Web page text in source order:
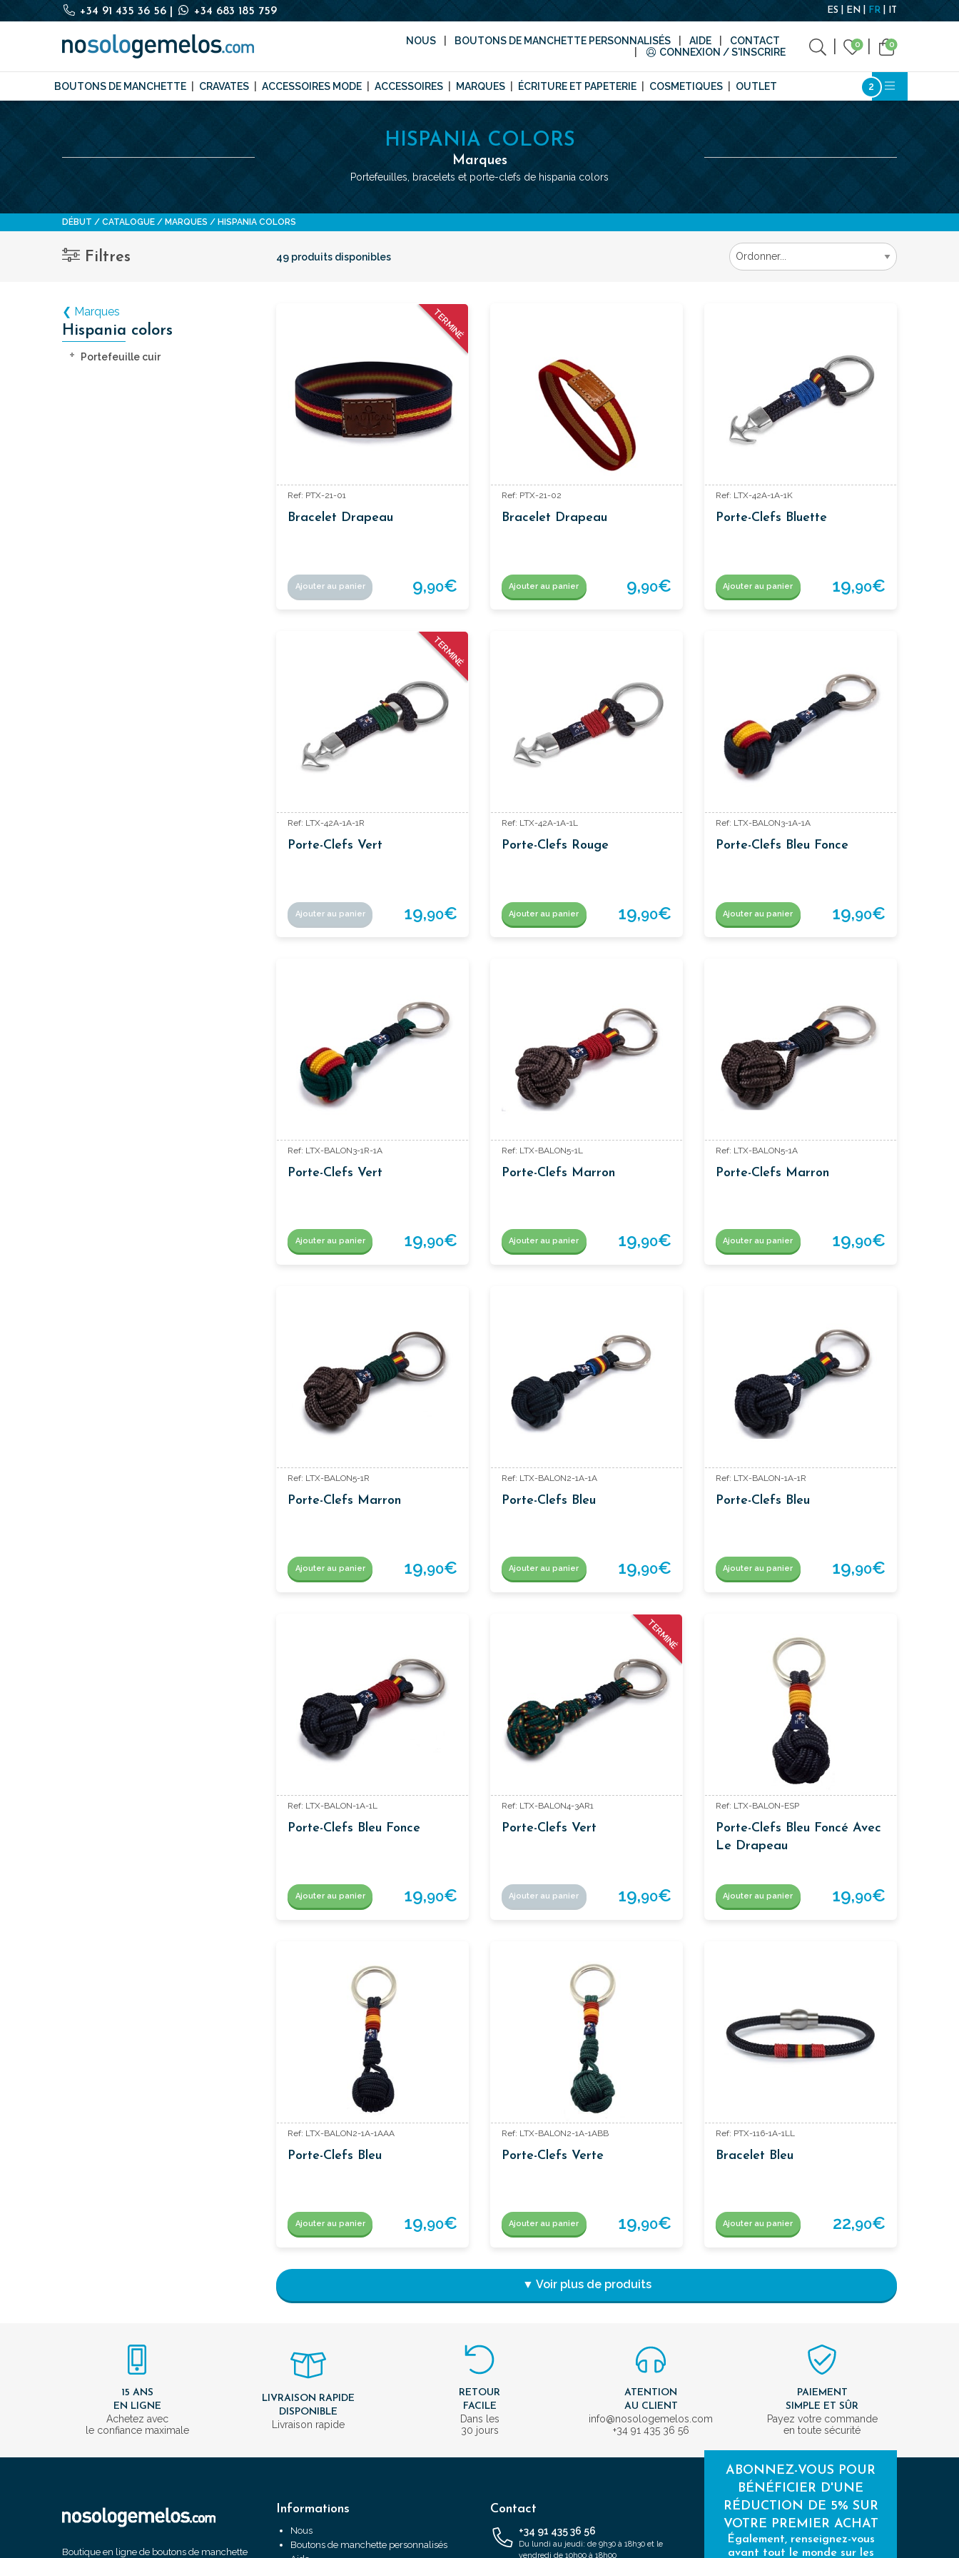
+34 91 435 36 56 +34 683 185 759 ES EN FR IT
NOUS BOUTONS DE MANCHETTE PERSONNALISÉS AIDE
CONTACT
CONNEXION / S'INSCRIRE
0 0
BOUTONS DE MANCHETTE CRAVATES ACCESSOIRES MODE ACCESSOIRES MARQUES ÉCRITURE ET PAPETERIE COSMETIQUES OUTLET
HISPANIA COLORS
Marques
Portefeuilles, bracelets et porte-clefs de hispania colors
DÉBUT CATALOGUE MARQUES HISPANIA COLORS
Filtres 49 produits disponibles
❮ Marques
Hispania colors
Portefeuille cuir
TERMINÉ
Ref: PTX-21-01
Bracelet Drapeau
Ajouter au panier 9,90€
Ref: PTX-21-02
Bracelet Drapeau
Ajouter au panier 9,90€
Ref: LTX-42A-1A-1K
Porte-Clefs Bluette
Ajouter au panier 19,90€
TERMINÉ
Ref: LTX-42A-1A-1R
Porte-Clefs Vert
Ajouter au panier 19,90€
Ref: LTX-42A-1A-1L
Porte-Clefs Rouge
Ajouter au panier 19,90€
Ref: LTX-BALON3-1A-1A
Porte-Clefs Bleu Fonce
Ajouter au panier 19,90€
Ref: LTX-BALON3-1R-1A
Porte-Clefs Vert
Ajouter au panier 19,90€
Ref: LTX-BALON5-1L
Porte-Clefs Marron
Ajouter au panier 19,90€
Ref: LTX-BALON5-1A
Porte-Clefs Marron
Ajouter au panier 19,90€
Ref: LTX-BALON5-1R
Porte-Clefs Marron
Ajouter au panier 19,90€
Ref: LTX-BALON2-1A-1A
Porte-Clefs Bleu
Ajouter au panier 19,90€
Ref: LTX-BALON-1A-1R
Porte-Clefs Bleu
Ajouter au panier 19,90€
Ref: LTX-BALON-1A-1L
Porte-Clefs Bleu Fonce
Ajouter au panier 19,90€
TERMINÉ
Ref: LTX-BALON4-3AR1
Porte-Clefs Vert
Ajouter au panier 19,90€
Ref: LTX-BALON-ESP
Porte-Clefs Bleu Foncé Avec
Le Drapeau
Ajouter au panier 19,90€
Ref: LTX-BALON2-1A-1AAA
Porte-Clefs Bleu
Ajouter au panier 19,90€
Ref: LTX-BALON2-1A-1ABB
Porte-Clefs Verte
Ajouter au panier 19,90€
Ref: PTX-116-1A-1LL
Bracelet Bleu
Ajouter au panier 22,90€
▼ Voir plus de produits
15 ANS
EN LIGNE
Achetez avec
le confiance maximale
LIVRAISON RAPIDE
DISPONIBLE
Livraison rapide
RETOUR
FACILE
Dans les
30 jours
ATENTION
AU CLIENT
info@nosologemelos.com
+34 91 435 36 56
PAIEMENT
SIMPLE ET SÛR
Payez votre commande
en toute sécurité
Boutique en ligne de boutons de manchette
Informations
Nous
Boutons de manchette personnalisés
Contact
+34 91 435 36 56
Du lundi au jeudi: de 9h30 à 18h30 et le
vendredi de 10h00 à 18h00
ABONNEZ-VOUS POUR
BÉNÉFICIER D'UNE
RÉDUCTION DE 5% SUR
VOTRE PREMIER ACHAT
Également, renseignez-vous
avant tout le monde sur les